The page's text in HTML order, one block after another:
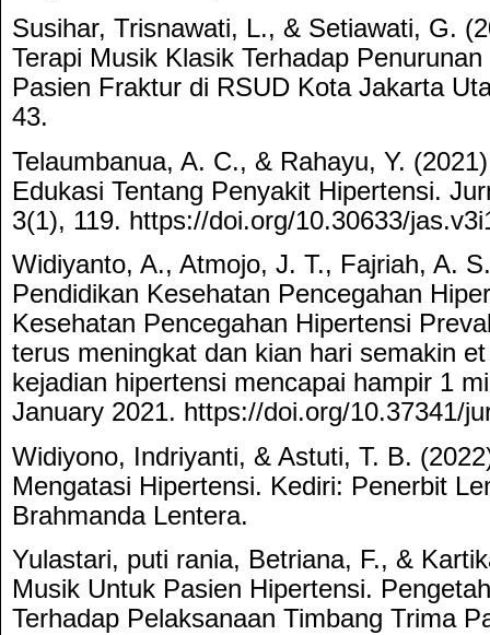
Susihar, Trisnawati, L., & Setiawati, G.
Terapi Musik Klasik Terhadap
Pasien Fraktur di RSUD Kota Jakarta
43.
Telaumbanua, A. C., & Rahayu, Y.
Edukasi Tentang Penyakit Hipertensi.
3(1), 119. https://doi.org/10.30633/
Widiyanto, A., Atmojo, J. T., Fajriah, A.
Pendidikan Kesehatan Pencegahan
Kesehatan Pencegahan Hipertensi
terus meningkat dan kian hari semakin
kejadian hipertensi mencapai hampir 1
January 2021. https://doi.org/10.37341/
Widiyono, Indriyanti, & Astuti, T. B.
Mengatasi Hipertensi. Kediri: Penerbit
Brahmanda Lentera.
Yulastari, puti rania, Betriana, F., &
Musik Untuk Pasien Hipertensi.
Terhadap Pelaksanaan Timbang Trima